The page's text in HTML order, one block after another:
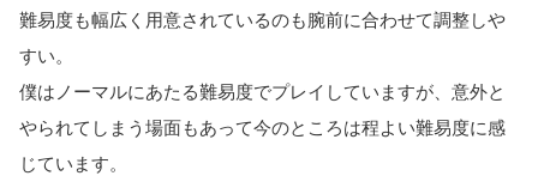
難易度も幅広く用意されているのも腕前に合わせて調整しや
すい。
僕はノーマルにあたる難易度でプレイしていますが、意外と
やられてしまう場面もあって今のところは程よい難易度に感
じています。